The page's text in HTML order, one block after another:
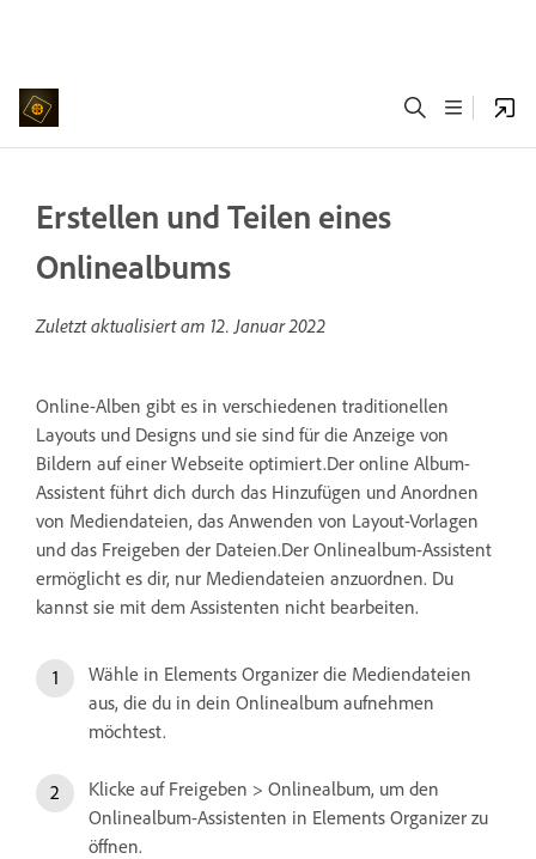
Erstellen und Teilen eines
Onlinealbums
Zuletzt aktualisiert am 12. Januar 2022
Online-Alben gibt es in verschiedenen traditionellen
Layouts und Designs und sie sind für die Anzeige von
Bildern auf einer Webseite optimiert.Der online Album-
Assistent führt dich durch das Hinzufügen und Anordnen
von Mediendateien, das Anwenden von Layout-Vorlagen
und das Freigeben der Dateien.Der Onlinealbum-Assistent
ermöglicht es dir, nur Mediendateien anzuordnen. Du
kannst sie mit dem Assistenten nicht bearbeiten.
Wähle in Elements Organizer die Mediendateien
aus, die du in dein Onlinealbum aufnehmen
möchtest.
Klicke auf Freigeben > Onlinealbum, um den
Onlinealbum-Assistenten in Elements Organizer zu
öffnen.